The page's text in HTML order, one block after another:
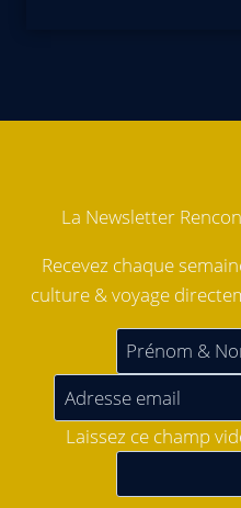
La Newsletter
Recevez chaque
culture & voyage
Laissez ce champ